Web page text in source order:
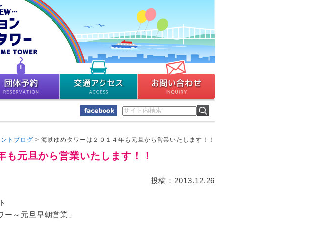
ントブログ > 海峡ゆめタワーは２０１４年も元旦から営業いたします！！
元旦から営業いたします！！
投稿：2013.12.26
ー～元旦早朝営業」